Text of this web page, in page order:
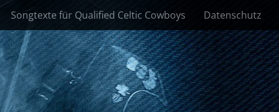
Songtexte für Qualified Celtic Cowboys Datenschutz